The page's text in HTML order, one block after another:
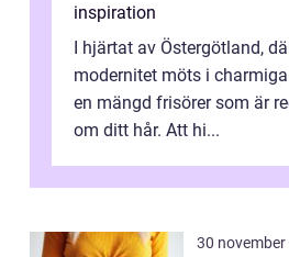
inspiration
I hjärtat av Östergötland,
modernitet möts i
en mängd frisörer som är
om ditt hår. Att hi...
30